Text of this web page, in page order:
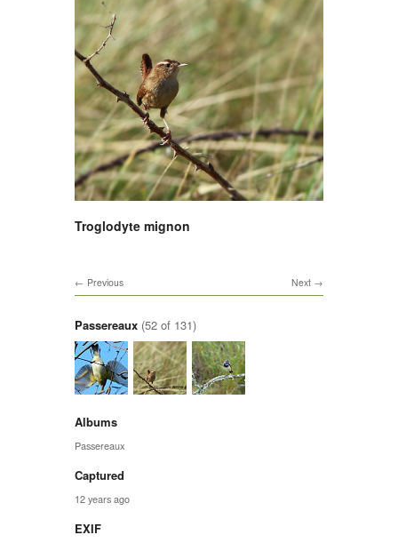
Troglodyte mignon
Next
Previous
Passereaux (52 of 131)
Albums
Passereaux
Captured
12 years ago
EXIF